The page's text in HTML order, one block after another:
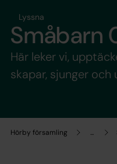
Hörby församling ...
Lyssna
Småbarn
Här leker vi,
skapar, sjunger och